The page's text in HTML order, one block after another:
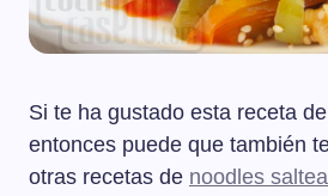
Si te ha gustado esta receta
entonces puede que también
otras recetas de noodles